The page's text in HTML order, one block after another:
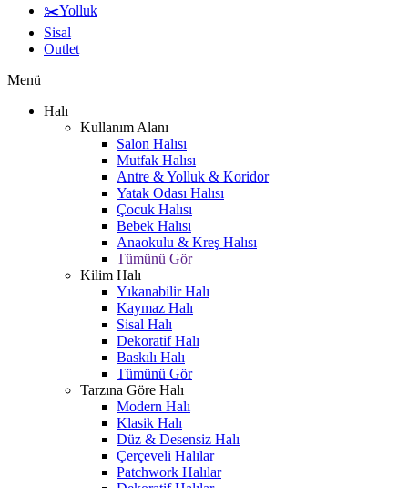
✂️Yolluk
Sisal
Outlet
Menü
Halı
Kullanım Alanı
Salon Halısı
Mutfak Halısı
Antre & Yolluk & Koridor
Yatak Odası Halısı
Çocuk Halısı
Bebek Halısı
Anaokulu & Kreş Halısı
Tümünü Gör
Kilim Halı
Yıkanabilir Halı
Kaymaz Halı
Sisal Halı
Dekoratif Halı
Baskılı Halı
Tümünü Gör
Tarzına Göre Halı
Modern Halı
Klasik Halı
Düz & Desensiz Halı
Çerçeveli Halılar
Patchwork Halılar